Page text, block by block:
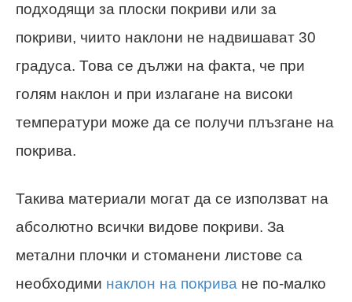
подходящи за плоски покриви или за
покриви, чиито наклони не надвишават 30
градуса. Това се дължи на факта, че при
голям наклон и при излагане на високи
температури може да се получи плъзгане на
покрива.
Такива материали могат да се използват на
абсолютно всички видове покриви. За
метални плочки и стоманени листове са
необходими наклон на покрива не по-малко